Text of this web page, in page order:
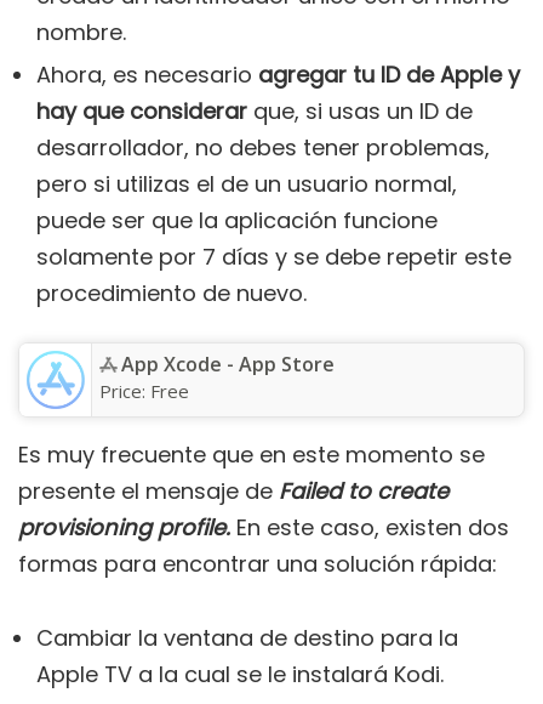
nombre.
Ahora, es necesario agregar tu ID de Apple y
hay que considerar que, si usas un ID de
desarrollador, no debes tener problemas,
pero si utilizas el de un usuario normal,
puede ser que la aplicación funcione
solamente por 7 días y se debe repetir este
procedimiento de nuevo.
App Xcode - App Store
Price: Free
Es muy frecuente que en este momento se
presente el mensaje de Failed to create
provisioning profile. En este caso, existen dos
formas para encontrar una solución rápida:
Cambiar la ventana de destino para la
Apple TV a la cual se le instalará Kodi.